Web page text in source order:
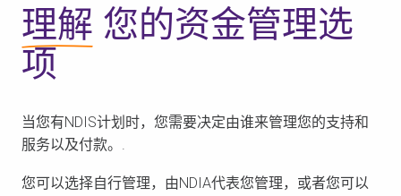
理解 您的资金管理选
项
当您有NDIS计划时，您需要决定由谁来管理您的支持和
服务以及付款。.
您可以选择自行管理，由NDIA代表您管理，或者您可以